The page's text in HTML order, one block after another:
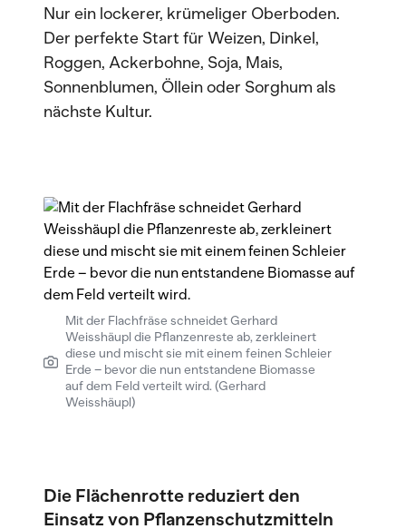
Nur ein lockerer, krümeliger Oberboden.
Der perfekte Start für Weizen, Dinkel,
Roggen, Ackerbohne, Soja, Mais,
Sonnenblumen, Öllein oder Sorghum als
nächste Kultur.
Mit der Flachfräse schneidet Gerhard
Weisshäupl die Pflanzenreste ab, zerkleinert
diese und mischt sie mit einem feinen Schleier
Erde – bevor die nun entstandene Biomasse
auf dem Feld verteilt wird. (Gerhard
Weisshäupl)
Die Flächenrotte reduziert den
Einsatz von Pflanzenschutzmitteln